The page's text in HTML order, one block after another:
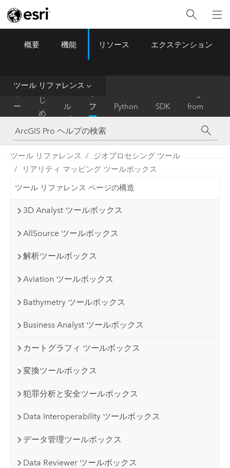
ArcGIS Pro Menu
概要 機能 リソース エクステンション
ツール リファレンス
ー
ム
は
じ
め
に
ル
プ
フ
ァ
レ
ン
ス
Python SDK
from
ArcMap
ツール リファレンス
ジオプロセシング ツール
リアリティ マッピング ツールボックス
ツール リファレンス ページの構造
3D Analyst ツールボックス
AllSource ツールボックス
解析ツールボックス
Aviation ツールボックス
Bathymetry ツールボックス
Business Analyst ツールボックス
カートグラフィ ツールボックス
変換ツールボックス
犯罪分析と安全ツールボックス
Data Interoperability ツールボックス
データ管理ツールボックス
Data Reviewer ツールボックス